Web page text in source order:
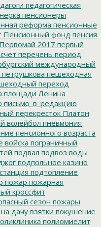
педагогическая
пенсионеры
реформа пенсионные
Пенсионный фонд пенсия
Первомай 2017 первый
перечень период
международный
петрушкова пешеходная
переход
площади Ленина
письмо_в_редакцию
перекресток Платон
волейбол пневмония
пенсионного возраста
войска пограничный
подвал подвоз воды
подпольное казино
подтопление
пожар пожарная
кроссфит
сезон пожары
дачу взятки покушение
полиомиелит